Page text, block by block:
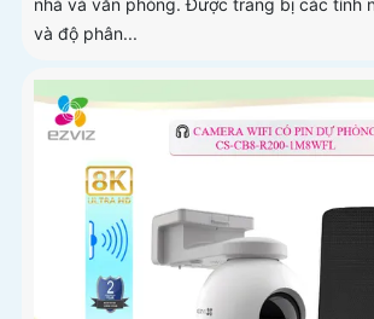
và độ phân...